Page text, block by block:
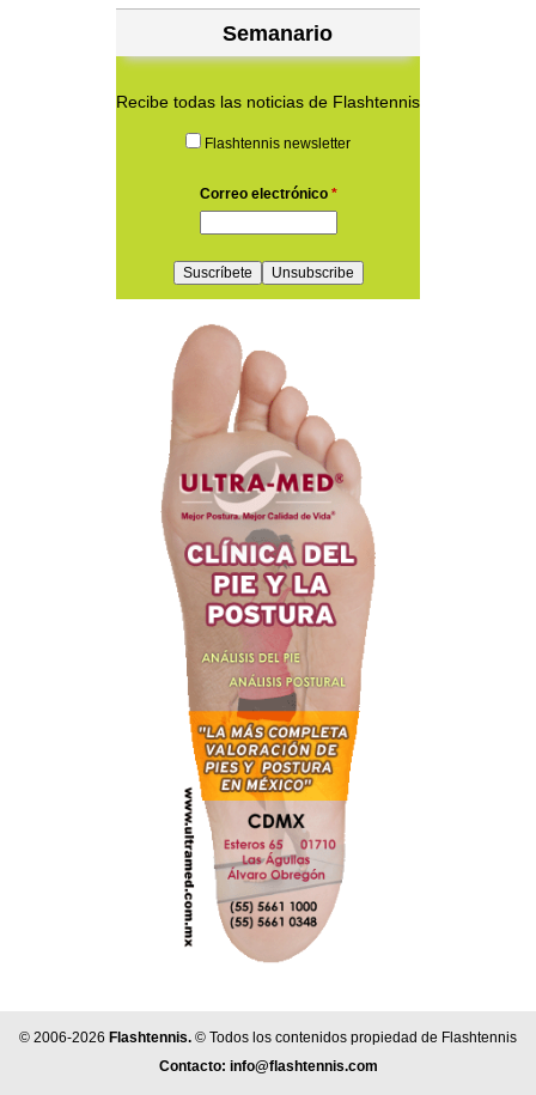
Semanario
Recibe todas las noticias de Flashtennis
Flashtennis newsletter
Correo electrónico *
© 2006-2026 Flashtennis. © Todos los contenidos propiedad de Flashtennis
Contacto: info@flashtennis.com